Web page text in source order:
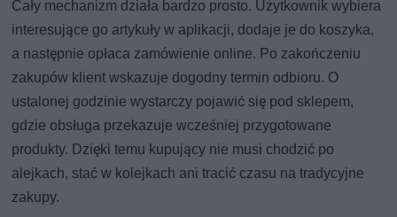
Cały mechanizm działa bardzo prosto. Użytkownik wybiera
interesujące go artykuły w aplikacji, dodaje je do koszyka,
a następnie opłaca zamówienie online. Po zakończeniu
zakupów klient wskazuje dogodny termin odbioru. O
ustalonej godzinie wystarczy pojawić się pod sklepem,
gdzie obsługa przekazuje wcześniej przygotowane
produkty. Dzięki temu kupujący nie musi chodzić po
alejkach, stać w kolejkach ani tracić czasu na tradycyjne
zakupy.